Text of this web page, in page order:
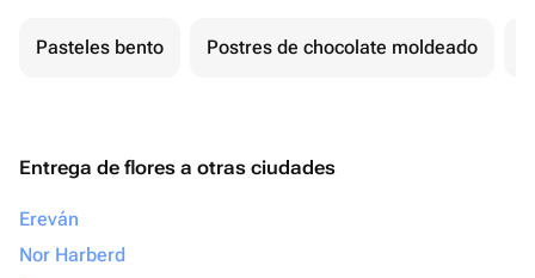
Pasteles bento Postres de chocolate moldeado
Entrega de flores a otras ciudades
Ereván
Nor Harberd